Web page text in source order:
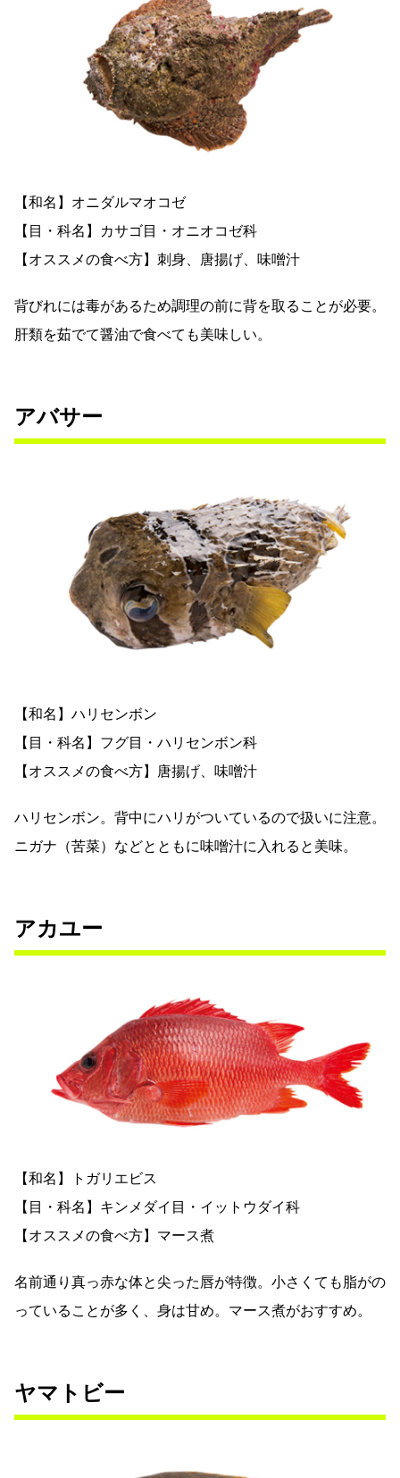
【和名】オニダルマオコゼ
【目・科名】カサゴ目・オニオコゼ科
【オススメの食べ方】刺身、唐揚げ、味噌汁
背びれには毒があるため調理の前に背を取ることが必要。
肝類を茹でて醤油で食べても美味しい。
アバサー
【和名】ハリセンボン
【目・科名】フグ目・ハリセンボン科
【オススメの食べ方】唐揚げ、味噌汁
ハリセンボン。背中にハリがついているので扱いに注意。
ニガナ（苦菜）などとともに味噌汁に入れると美味。
アカユー
【和名】トガリエビス
【目・科名】キンメダイ目・イットウダイ科
【オススメの食べ方】マース煮
名前通り真っ赤な体と尖った唇が特徴。小さくても脂がの
っていることが多く、身は甘め。マース煮がおすすめ。
ヤマトビー